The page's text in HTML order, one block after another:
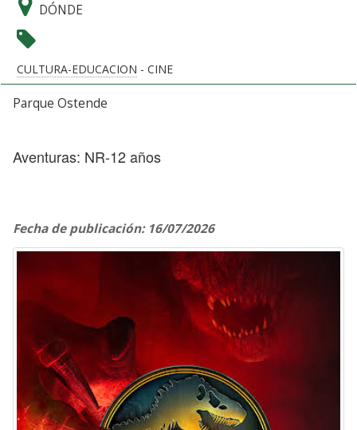
DÓNDE
CULTURA-EDUCACION - CINE
Parque Ostende
Aventuras: NR-12 años
Fecha de publicación: 16/07/2026